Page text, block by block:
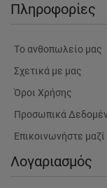
Πληροφορίες
Tο ανθοπωλείο μας
Σχετικά με μας
Όροι Χρήσης
Προσωπικά
Επικοινωνήστε
Λογαριασμός